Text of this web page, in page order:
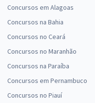
Concursos em Alagoas
Concursos na Bahia
Concursos no Ceará
Concursos no Maranhão
Concursos na Paraíba
Concursos em Pernambuco
Concursos no Piauí